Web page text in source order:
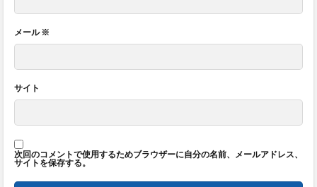
メール※
サイト
次回のコメントで使用するためブラウザーに自分の名前、メールアドレス、
サイトを保存する。